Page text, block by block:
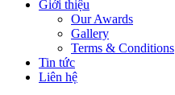
Giới thiệu
Our Awards
Gallery
Terms & Conditions
Tin tức
Liên hệ